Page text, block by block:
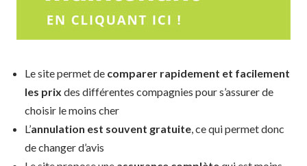
Le site permet de comparer rapidement et facilement
les prix des différentes compagnies pour s’assurer de
choisir le moins cher
L’annulation est souvent gratuite, ce qui permet donc
de changer d’avis